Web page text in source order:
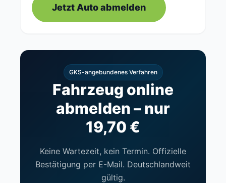
Jetzt Auto abmelden
GKS-angebundenes Verfahren
Fahrzeug online
abmelden – nur
19,70 €
Keine Wartezeit, kein Termin. Offizielle
Bestätigung per E-Mail. Deutschlandweit
gültig.